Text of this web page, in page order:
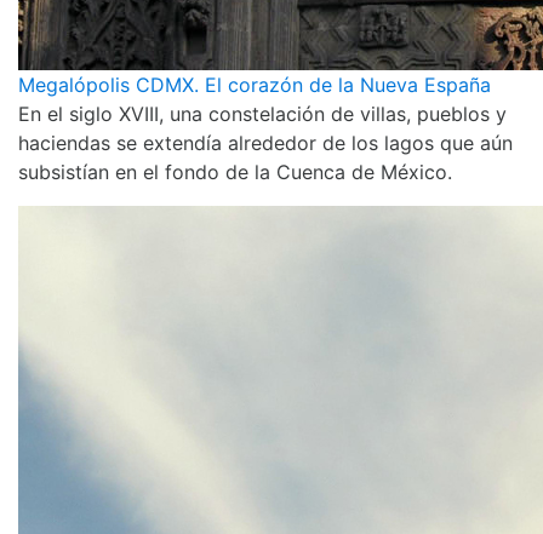
Megalópolis CDMX. El corazón de la Nueva España
En el siglo XVIII, una constelación de villas, pueblos y
haciendas se extendía alrededor de los lagos que aún
subsistían en el fondo de la Cuenca de México.